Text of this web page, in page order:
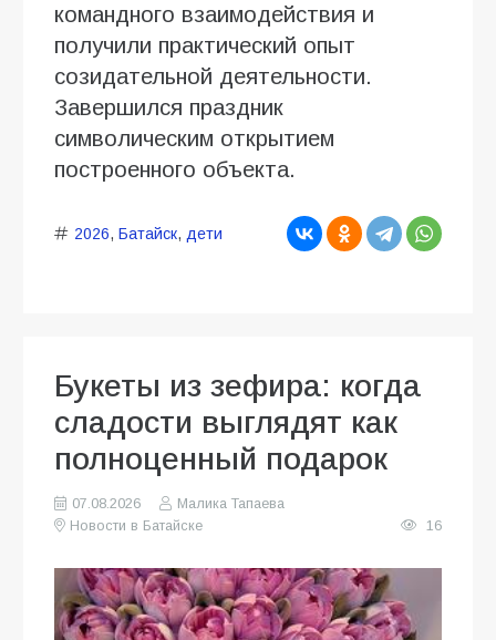
командного взаимодействия и
получили практический опыт
созидательной деятельности.
Завершился праздник
символическим открытием
построенного объекта.
2026, Батайск, дети
Букеты из зефира: когда
сладости выглядят как
полноценный подарок
07.08.2026
Малика Тапаева
Новости в Батайске
16